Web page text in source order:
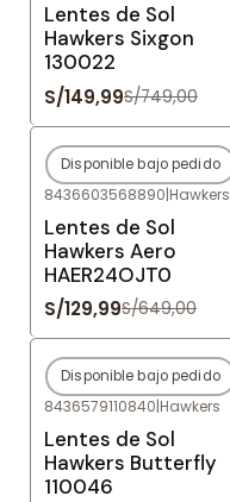
Lentes de Sol
Hawkers Sixgon
130022
S/149,99S/749,00
-80%OFF
Agotado
Disponible bajo pedido
8436603568890|Hawkers
Lentes de Sol
Hawkers Aero
HAER24OJT0
S/129,99S/649,00
-80%OFF
Agotado
Disponible bajo pedido
8436579110840|Hawkers
Lentes de Sol
Hawkers Butterfly
110046